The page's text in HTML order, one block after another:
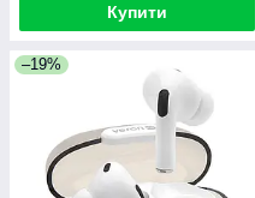
Купити
–19%